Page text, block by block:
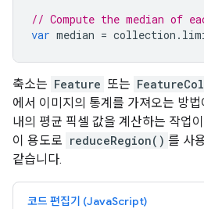
// Compute the median of
var median = collection .
축소는 Feature 또는
에서 이미지의 통계를 가져오는 방
내의 평균 픽셀 값을 계산하는 작업
이 용도로 reduceRegion() 를 사
같습니다.
코드 편집기 (JavaScript)